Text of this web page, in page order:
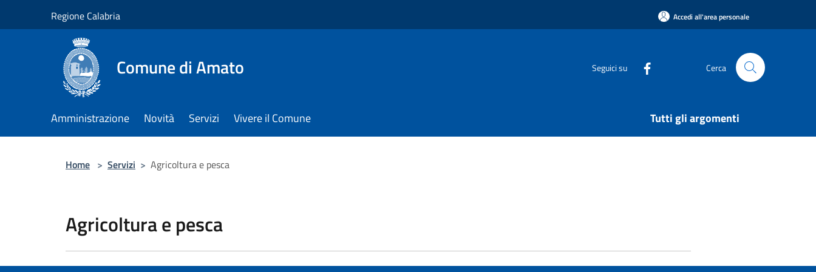
Regione Calabria Accedi all'area personale
Comune di Amato Seguici su Cerca
Amministrazione Novità Servizi Vivere il Comune Tutti gli argomenti
Home > Servizi > Agricoltura e pesca
Agricoltura e pesca